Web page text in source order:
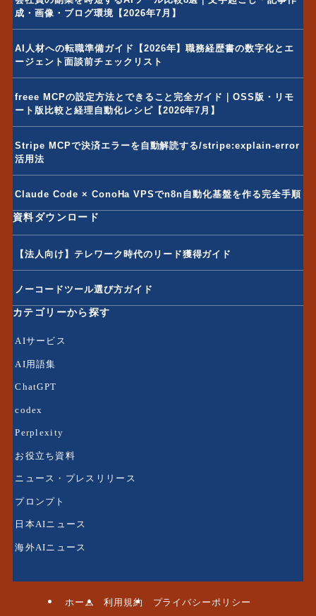
成・画像・ブログ環境【2026年7月】
AI人材への転職準備ガイド【2026年】職務経歴書の数字化とエ
ージェント面談前チェックリスト
freee MCPの設定方法とできること完全ガイド｜OSS版・リモ
ート版比較と経理自動化レシピ【2026年7月】
Stripe MCPで決済エラーを自動解読する/stripe:explain-error
活用法
Claude Code × ConoHa VPSでn8n自動化基盤を作る完全手順
資料ダウンロード
【法人向け】テレワーク時代のリード獲得ガイド
ノーコードツール選び方ガイド
カテゴリーから探す
AIサービス
AI用語集
ChatGPT
codex
Perplexity
お役立ち資料
ニュース・プレスリリース
プロンプト
日本AIニュース
海外AIニュース
ホーム 利用規約 プライバシーポリシー